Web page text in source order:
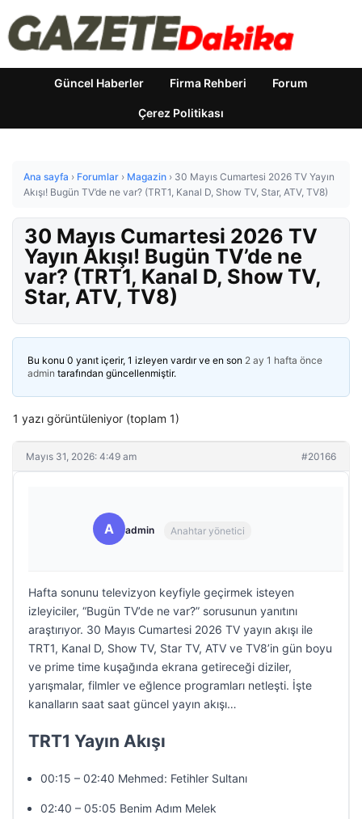
Güncel Haberler Firma Rehberi Forum
Çerez Politikası
Ana sayfa › Forumlar › Magazin › 30 Mayıs Cumartesi 2026 TV Yayın
Akışı! Bugün TV’de ne var? (TRT1, Kanal D, Show TV, Star, ATV, TV8)
30 Mayıs Cumartesi 2026 TV
Yayın Akışı! Bugün TV’de ne
var? (TRT1, Kanal D, Show TV,
Star, ATV, TV8)
Bu konu 0 yanıt içerir, 1 izleyen vardır ve en son 2 ay 1 hafta önce
admin tarafından güncellenmiştir.
1 yazı görüntüleniyor (toplam 1)
Mayıs 31, 2026: 4:49 am #20166
A admin Anahtar yönetici
Hafta sonunu televizyon keyfiyle geçirmek isteyen
izleyiciler, “Bugün TV’de ne var?” sorusunun yanıtını
araştırıyor. 30 Mayıs Cumartesi 2026 TV yayın akışı ile
TRT1, Kanal D, Show TV, Star TV, ATV ve TV8’in gün boyu
ve prime time kuşağında ekrana getireceği diziler,
yarışmalar, filmler ve eğlence programları netleşti. İşte
kanalların saat saat güncel yayın akışı…
TRT1 Yayın Akışı
00:15 – 02:40 Mehmed: Fetihler Sultanı
02:40 – 05:05 Benim Adım Melek